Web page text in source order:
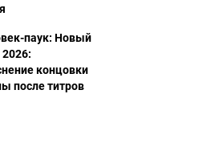
паук: Новый
концовки
после титров